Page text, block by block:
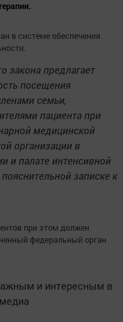
в системе обеспечения
закона предлагает
посещения
семьи,
пациента при
медицинской
организации в
и палате интенсивной
записке к
при этом должен
федеральный орган
и интересным в